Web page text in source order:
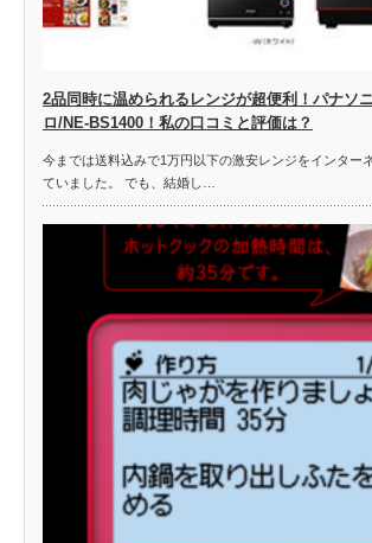
2品同時に温められるレンジが超便利！パナソ
ロ/NE-BS1400！私の口コミと評価は？
今までは送料込みで1万円以下の激安レンジをインター
ていました。 でも、結婚し…